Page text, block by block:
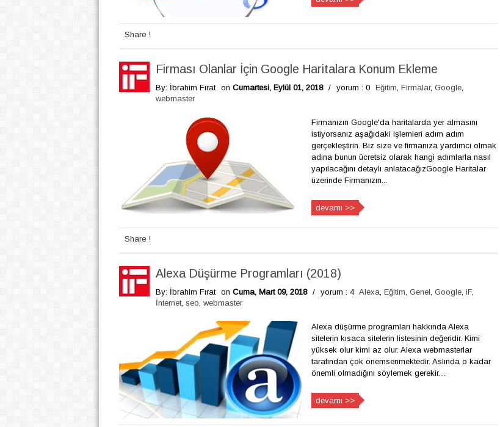
Share !
Firması Olanlar İçin Google Haritalara Konum Ekleme
By: İbrahim Fırat on Cumartesi, Eylül 01, 2018 / yorum : 0 Eğitim Firmalar, Google,
webmaster
Firmanızın Google'da haritalarda yer almasını
istiyorsanız aşağıdaki işlemleri adım adım
gerçekleştirin. Biz size ve firmanıza yardımcı olmak
adına bunun ücretsiz olarak hangi adımlarla nasıl
yapılacağını detaylı anlatacağızGoogle Haritalar
üzerinde Firmanızın...
devamı >>
Share !
Alexa Düşürme Programları (2018)
By: İbrahim Fırat on Cuma, Mart 09, 2018 / yorum : 4 Alexa Eğitim Genel Google, iF,
İnternet, seo webmaster
Alexa düşürme programları hakkında Alexa
sitelerin kısaca sitelerin listesinin değeridir. Kimi
yüksek olur kimi az olur. Alexa webmasterlar
tarafından çok önemsenmektedir. Aslında o kadar
önemli olmadığını söylemek gerekir....
devamı >>